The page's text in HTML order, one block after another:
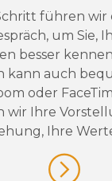
führen wir
um Sie,
besser
kann auch
oder
wir Ihre
Ihre